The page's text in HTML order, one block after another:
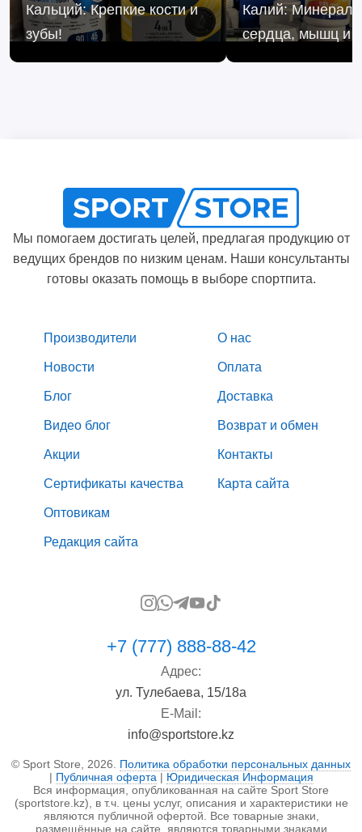
Кальций: Крепкие кости и
зубы!
Калий: Минерал
сердца, мышц и
Мы помогаем достигать целей, предлагая продукцию от
ведущих брендов по низким ценам. Наши консультанты
готовы оказать помощь в выборе спортпита.
Производители
Новости
Блог
Видео блог
Акции
Сертификаты качества
Оптовикам
Редакция сайта
О нас
Оплата
Доставка
Возврат и обмен
Контакты
Карта сайта
+7 (777) 888-88-42
Адрес:
ул. Тулебаева, 15/18а
E-Mail:
info@sportstore.kz
© Sport Store, 2026. Политика обработки персональных данных
| Публичная оферта | Юридическая Информация
Вся информация, опубликованная на сайте Sport Store
(sportstore.kz), в т.ч. цены услуг, описания и характеристики не
являются публичной офертой. Все товарные знаки,
размещённые на сайте, являются товарными знаками